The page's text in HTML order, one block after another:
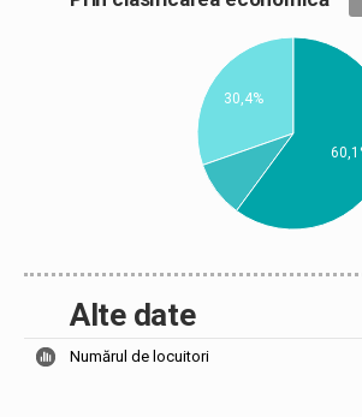
30,4%
Alte date
Numărul de locuitori